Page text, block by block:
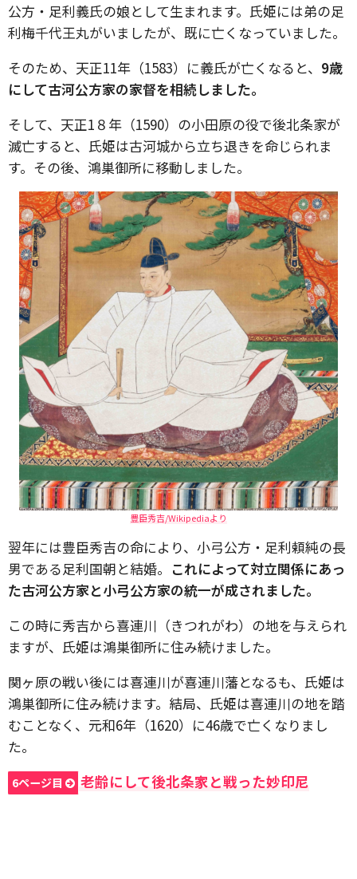
公方・足利義氏の娘として生まれます。氏姫には弟の足
利梅千代王丸がいましたが、既に亡くなっていました。
そのため、天正11年（1583）に義氏が亡くなると、 9歳
にして古河公方家の家督を相続しました。
そして、天正1８年（1590）の小田原の役で後北条家が
滅亡すると、氏姫は古河城から立ち退きを命じられま
す。その後、鴻巣御所に移動しました。
豊臣秀吉/Wikipediaより
翌年には豊臣秀吉の命により、小弓公方・足利頼純の長
男である足利国朝と結婚。 これによって対立関係にあっ
た古河公方家と小弓公方家の統一が成されました。
この時に秀吉から喜連川（きつれがわ）の地を与えられ
ますが、氏姫は鴻巣御所に住み続けました。
関ヶ原の戦い後には喜連川が喜連川藩となるも、氏姫は
鴻巣御所に住み続けます。結局、氏姫は喜連川の地を踏
むことなく、元和6年（1620）に46歳で亡くなりまし
た。
6ページ目 老齢にして後北条家と戦った妙印尼